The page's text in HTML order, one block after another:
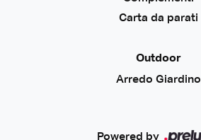
Carta da parati
Outdoor
Arredo Giardino
Powered by